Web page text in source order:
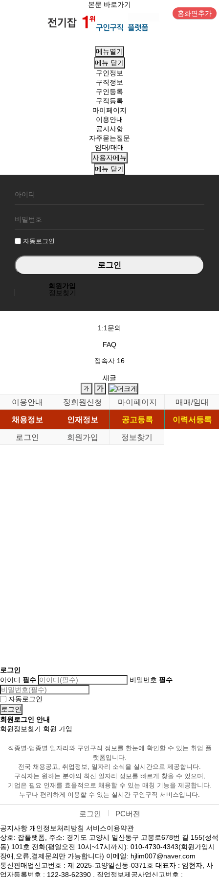
본문 바로가기
홈화면추가
메뉴열기
메뉴 닫기
구인정보
구직정보
구인등록
구직등록
마이페이지
이용안내
공지사항
자주묻는질문
임대/매매
사용자메뉴
메뉴 닫기
원
그
자동로그인
회원가입
정보찾기
1:1문의
FAQ
접속자 16
새글
이용안내 정회원신청 마이페이지
매매/임대
채용정보
인재정보 공고등록
이력서등록
로그인
회원가입 정보찾기
로그인
아이디 필수 비밀번호 필수
자동로그인
회원로그인 안내
회원정보찾기 회원 가입
직종별·업종별 일자리와 구인구직 정보를 한눈에 확인할 수 있는 취업 플
랫폼입니다.
전국 채용공고, 취업정보, 일자리 소식을 실시간으로 제공합니다.
구직자는 원하는 분야의 최신 일자리 정보를 빠르게 찾을 수 있으며,
기업은 필요 인재를 효율적으로 채용할 수 있는 매칭 기능을 제공합니다.
누구나 편리하게 이용할 수 있는 실시간 구인구직 서비스입니다.
로그인 PC버전
공지사항 개인정보처리방침 서비스이용약관
상호: 잡플랫폼, 주소: 경기도 고양시 일산동구 고봉로678번 길 155(성석
동) 101호 전화(평일오전 10시~17시까지): 010-4730-4343(회원가입시
장애,오류,결제문의만 가능합니다) 이메일: hjlim007@naver.com
통신판매업신고번호 : 제 2025-고양일산동-0371호 대표자 : 임현자, 사
업자등록번호 : 122-38-62390 , 직업정보제공사업신고번호 :